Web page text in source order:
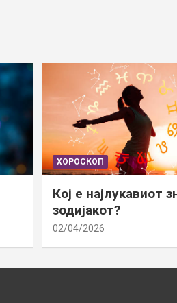
ХОРОСКОП
Кој е најлукавиот
зодијакот?
02/04/2026